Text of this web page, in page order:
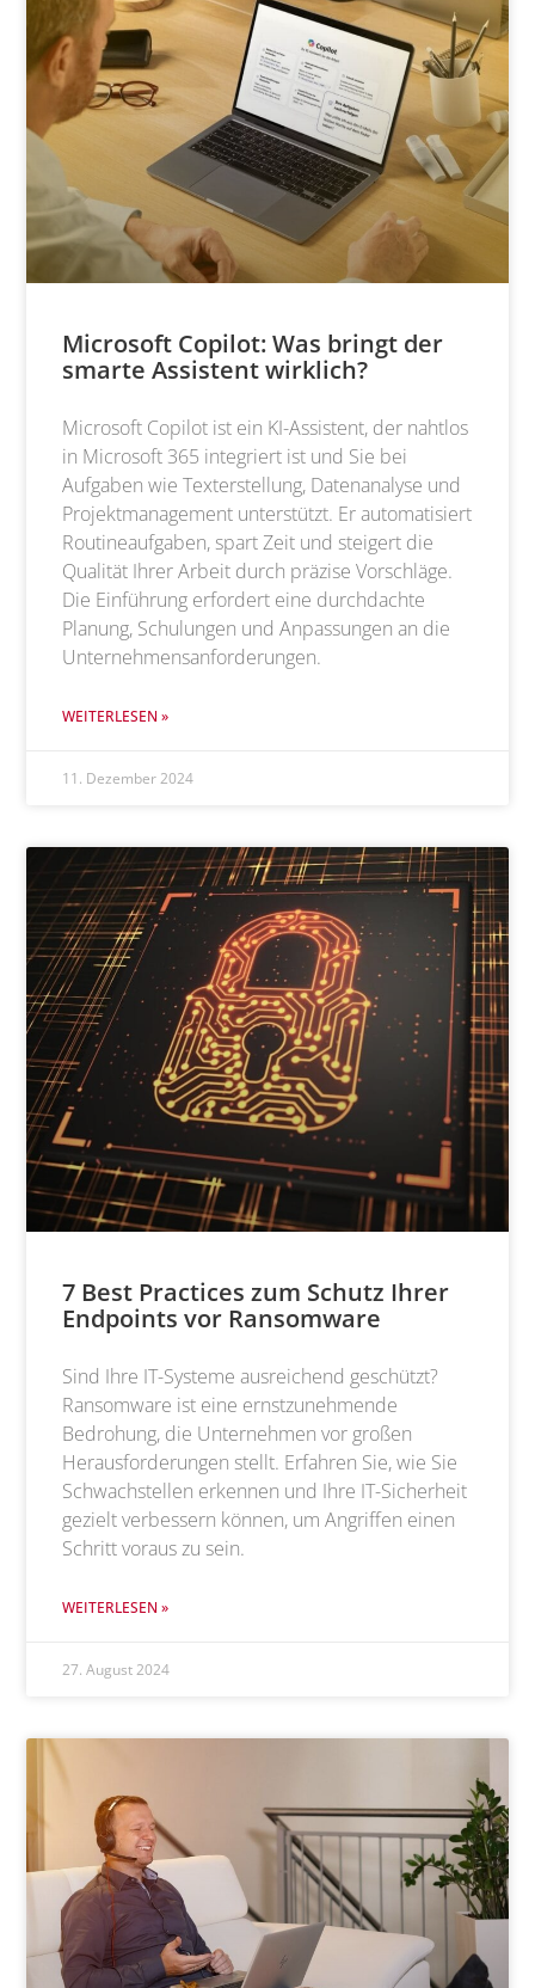
Microsoft Copilot: Was bringt der
smarte Assistent wirklich?
Microsoft Copilot ist ein KI-Assistent, der nahtlos
in Microsoft 365 integriert ist und Sie bei
Aufgaben wie Texterstellung, Datenanalyse und
Projektmanagement unterstützt. Er automatisiert
Routineaufgaben, spart Zeit und steigert die
Qualität Ihrer Arbeit durch präzise Vorschläge.
Die Einführung erfordert eine durchdachte
Planung, Schulungen und Anpassungen an die
Unternehmensanforderungen.
WEITERLESEN »
11. Dezember 2024
7 Best Practices zum Schutz Ihrer
Endpoints vor Ransomware
Sind Ihre IT-Systeme ausreichend geschützt?
Ransomware ist eine ernstzunehmende
Bedrohung, die Unternehmen vor großen
Herausforderungen stellt. Erfahren Sie, wie Sie
Schwachstellen erkennen und Ihre IT-Sicherheit
gezielt verbessern können, um Angriffen einen
Schritt voraus zu sein.
WEITERLESEN »
27. August 2024